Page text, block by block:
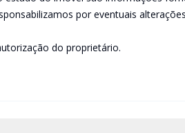
por eventuais
do proprietário.